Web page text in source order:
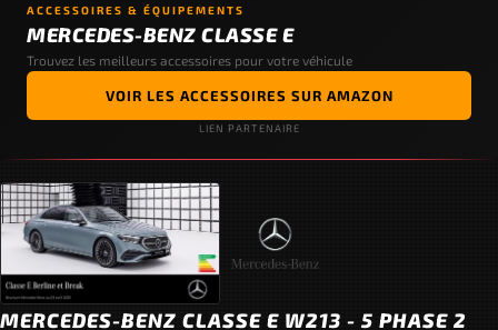
ACCESSOIRES & ÉQUIPEMENTS
MERCEDES-BENZ CLASSE E
Trouvez les meilleurs accessoires pour votre véhicule
VOIR LES ACCESSOIRES SUR AMAZON
LIEN PARTENAIRE
MERCEDES-BENZ CLASSE E W213 - 5 PHASE 2